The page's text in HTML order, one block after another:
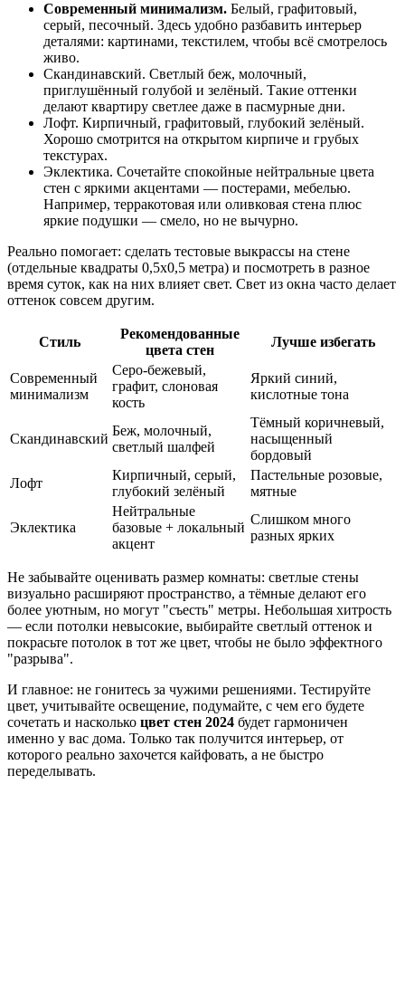
Современный минимализм. Белый, графитовый,
серый, песочный. Здесь удобно разбавить интерьер
деталями: картинами, текстилем, чтобы всё смотрелось
живо.
Скандинавский. Светлый беж, молочный,
приглушённый голубой и зелёный. Такие оттенки
делают квартиру светлее даже в пасмурные дни.
Лофт. Кирпичный, графитовый, глубокий зелёный.
Хорошо смотрится на открытом кирпиче и грубых
текстурах.
Эклектика. Сочетайте спокойные нейтральные цвета
стен с яркими акцентами — постерами, мебелью.
Например, терракотовая или оливковая стена плюс
яркие подушки — смело, но не вычурно.
Реально помогает: сделать тестовые выкрассы на стене
(отдельные квадраты 0,5x0,5 метра) и посмотреть в разное
время суток, как на них влияет свет. Свет из окна часто делает
оттенок совсем другим.
Стиль
Рекомендованные
цвета стен
Лучше избегать
Современный
минимализм
Серо-бежевый,
графит, слоновая
кость
Яркий синий,
кислотные тона
Скандинавский
Беж, молочный,
светлый шалфей
Тёмный коричневый,
насыщенный
бордовый
Лофт
Кирпичный, серый,
глубокий зелёный
Пастельные розовые,
мятные
Эклектика
Нейтральные
базовые + локальный
акцент
Слишком много
разных ярких
Не забывайте оценивать размер комнаты: светлые стены
визуально расширяют пространство, а тёмные делают его
более уютным, но могут "съесть" метры. Небольшая хитрость
— если потолки невысокие, выбирайте светлый оттенок и
покрасьте потолок в тот же цвет, чтобы не было эффектного
"разрыва".
И главное: не гонитесь за чужими решениями. Тестируйте
цвет, учитывайте освещение, подумайте, с чем его будете
сочетать и насколько цвет стен 2024 будет гармоничен
именно у вас дома. Только так получится интерьер, от
которого реально захочется кайфовать, а не быстро
переделывать.